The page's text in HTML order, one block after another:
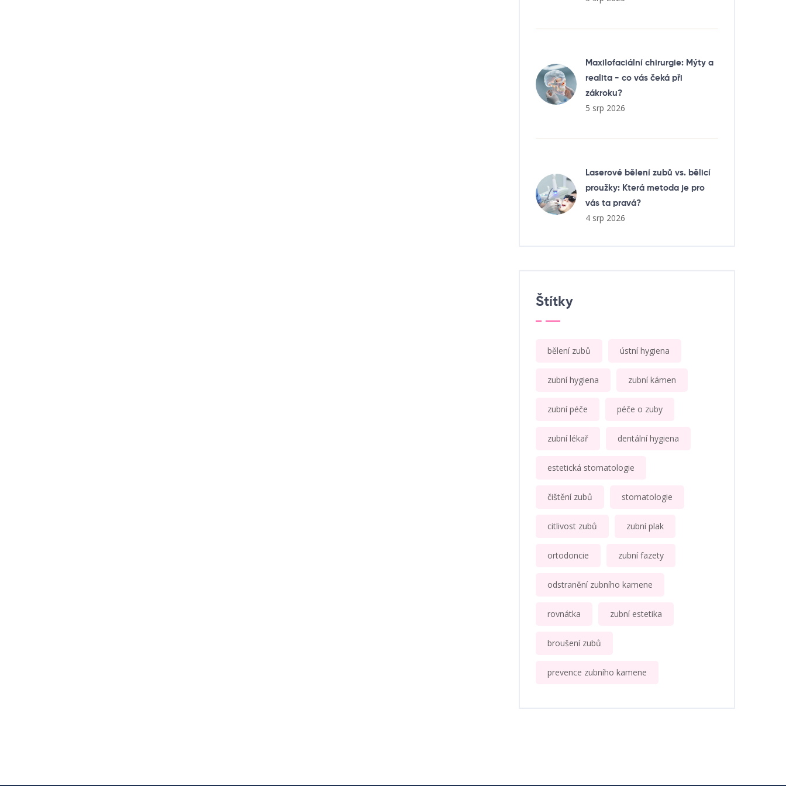
Maxilofaciální chirurgie: Mýty a
realita - co vás čeká při
zákroku?
5 srp 2026
Laserové bělení zubů vs. bělicí
proužky: Která metoda je pro
vás ta pravá?
4 srp 2026
Štítky
bělení zubů ústní hygiena
zubní hygiena zubní kámen
zubní péče péče o zuby
zubní lékař dentální hygiena
estetická stomatologie
čištění zubů stomatologie
citlivost zubů zubní plak
ortodoncie zubní fazety
odstranění zubního kamene
rovnátka zubní estetika
broušení zubů
prevence zubního kamene